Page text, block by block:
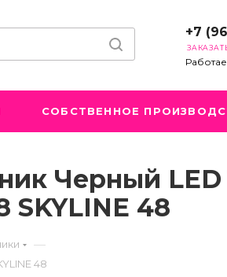
+7
СОБСТВЕННОЕ
Черный LED
SKYLINE 48
—
48